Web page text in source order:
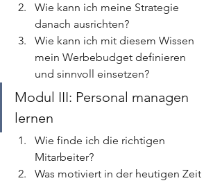
Wie kann ich meine Strategie
danach ausrichten?
Wie kann ich mit diesem Wissen
mein Werbebudget definieren
und sinnvoll einsetzen?
Modul III: Personal managen
lernen
Wie finde ich die richtigen
Mitarbeiter?
Was motiviert in der heutigen Zeit